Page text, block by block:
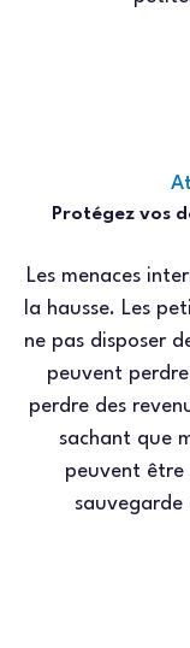
Protégez vos
Les menaces
la hausse. Les
ne pas disposer
peuvent
perdre des
sachant que
peuvent être
sauvegarde